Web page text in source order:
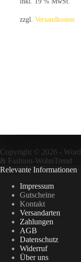
zzgl. Versandkosten
Copyright © 2026 -
& Fashion-WohnTrend
Relevante Informationen
Impressum
Gutscheine
Kontakt
Versandarten
Zahlungen
AGB
Datenschutz
Widerruf
Über uns